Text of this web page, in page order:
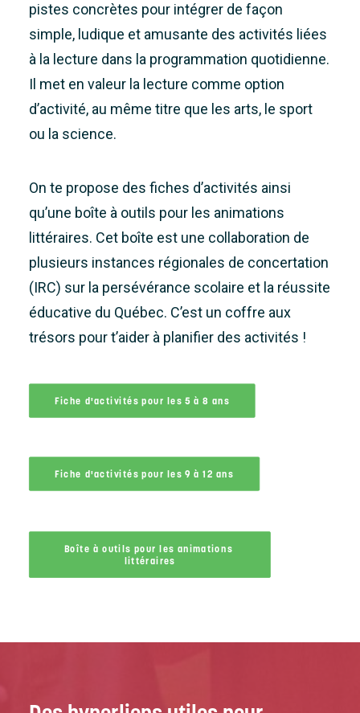
pistes concrètes pour intégrer de façon
simple, ludique et amusante des activités liées
à la lecture dans la programmation quotidienne.
Il met en valeur la lecture comme option
d’activité, au même titre que les arts, le sport
ou la science.
On te propose des fiches d’activités ainsi
qu’une boîte à outils pour les animations
littéraires. Cet boîte est une collaboration de
plusieurs instances régionales de concertation
(IRC) sur la persévérance scolaire et la réussite
éducative du Québec. C’est un coffre aux
trésors pour t’aider à planifier des activités !
Fiche d'activités pour les 5 à 8 ans
Fiche d'activités pour les 9 à 12 ans
Boîte à outils pour les animations
littéraires